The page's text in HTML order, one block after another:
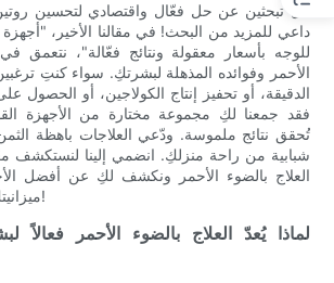
هل تبحثين عن حل فعّال واقتصادي لتحسين روتين
داعي للمزيد من البحث! في مقالنا الأخير، "أجهزة
للوجه بأسعار معقولة ونتائج فعّالة"، نتعمق في
الأحمر وفوائده المذهلة لبشرتكِ. سواء كنتِ
الدقيقة، أو تحفيز إنتاج الكولاجين، أو الحصول
فقد جمعنا لكِ مجموعة مختارة من الأجهزة
تُحقق نتائج ملموسة. ودّعي العلاجات باهظة
شبابية من راحة منزلكِ. انضمي إلينا لنستكشف
العلاج بالضوء الأحمر ونكشف لكِ عن أفضل
ميزانيتكِ. بشرتكِ ستشكركِ!
لماذا يُعدّ العلاج بالضوء الأحمر فعالاً